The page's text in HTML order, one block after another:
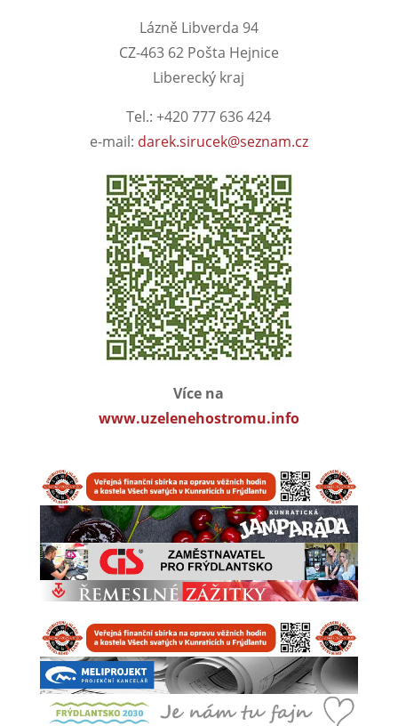
Lázně Libverda 94
CZ-463 62 Pošta Hejnice
Liberecký kraj
Tel.: +420 777 636 424
e-mail: darek.sirucek@seznam.cz
Více na
www.uzelenehostromu.info